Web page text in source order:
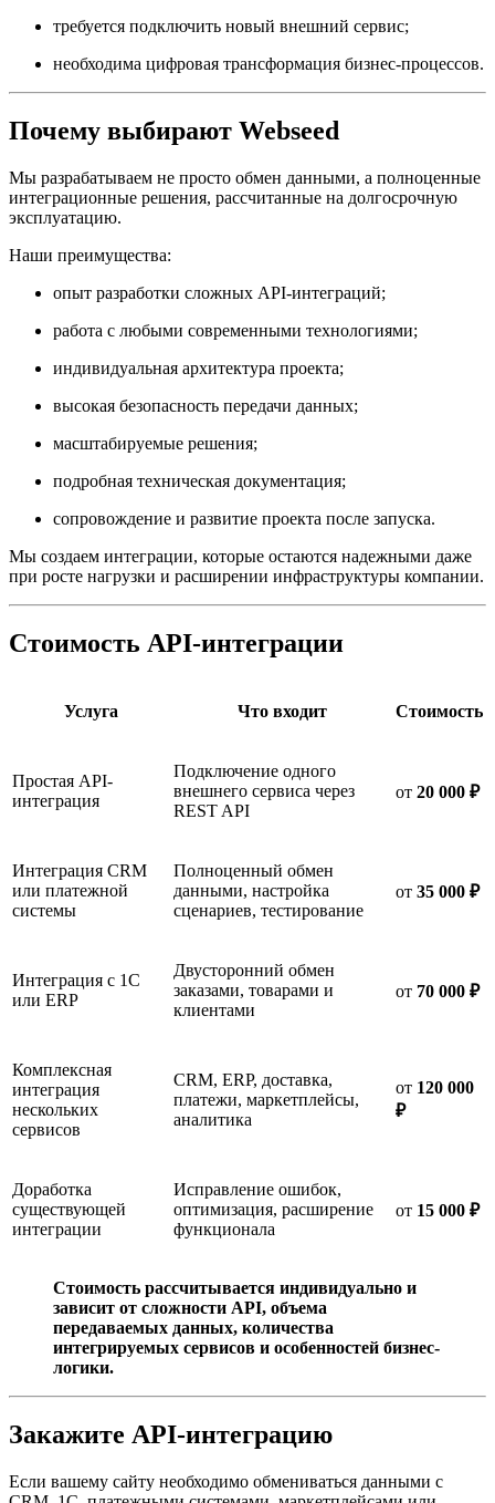
требуется подключить новый внешний сервис;
необходима цифровая трансформация бизнес-процессов.
Почему выбирают Webseed
Мы разрабатываем не просто обмен данными, а полноценные
интеграционные решения, рассчитанные на долгосрочную
эксплуатацию.
Наши преимущества:
опыт разработки сложных API-интеграций;
работа с любыми современными технологиями;
индивидуальная архитектура проекта;
высокая безопасность передачи данных;
масштабируемые решения;
подробная техническая документация;
сопровождение и развитие проекта после запуска.
Мы создаем интеграции, которые остаются надежными даже
при росте нагрузки и расширении инфраструктуры компании.
Стоимость API-интеграции
Услуга Что входит Стоимость
Простая API-
интеграция
Подключение одного
внешнего сервиса через
REST API
от 20 000 ₽
Интеграция CRM
или платежной
системы
Полноценный обмен
данными, настройка
сценариев, тестирование
от 35 000 ₽
Интеграция с 1С
или ERP
Двусторонний обмен
заказами, товарами и
клиентами
от 70 000 ₽
Комплексная
интеграция
нескольких
сервисов
CRM, ERP, доставка,
платежи, маркетплейсы,
аналитика
от 120 000
₽
Доработка
существующей
интеграции
Исправление ошибок,
оптимизация, расширение
функционала
от 15 000 ₽
Стоимость рассчитывается индивидуально и
зависит от сложности API, объема
передаваемых данных, количества
интегрируемых сервисов и особенностей бизнес-
логики.
Закажите API-интеграцию
Если вашему сайту необходимо обмениваться данными с